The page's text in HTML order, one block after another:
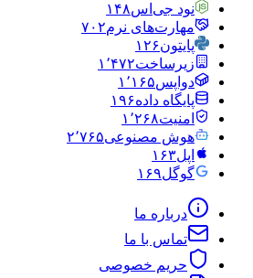
نود جی‌اس۱۴۸
مهارت‌های نرم۷۰۲
پایتون۱۲۶
زیرساخت۱٬۴۷۲
دواپس۱٬۱۶۵
پایگاه داده۱۹۶
امنیت۱٬۲۶۸
هوش مصنوعی۲٬۷۶۵
اپل۱۶۳
گوگل۱۶۹
درباره ما
تماس با ما
حریم خصوصی